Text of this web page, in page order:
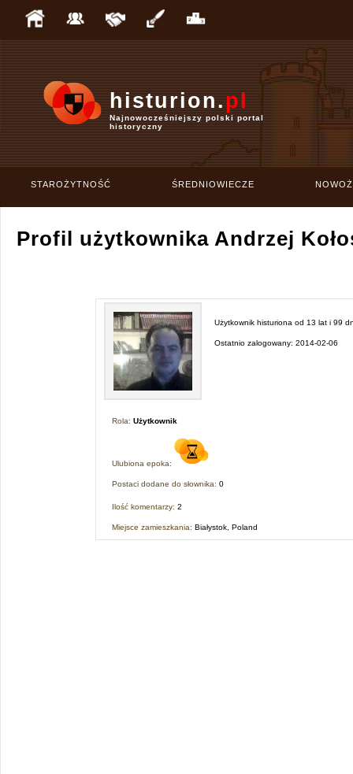
histurion.pl
Najnowocześniejszy polski portal
historyczny
STAROŻYTNOŚĆ ŚREDNIOWIECZE
Profil użytkownika Andrzej
Użytkownik histuriona od 13 lat i 99
Ostatnio zalogowany: 2014-02-06
Rola: Użytkownik
Ulubiona epoka:
Postaci dodane do słownika: 0
Ilość komentarzy: 2
Miejsce zamieszkania: Białystok, Poland